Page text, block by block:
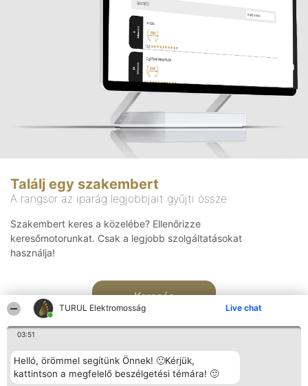
TURUL Elektromosság Live chat
03:51
Helló, örömmel segítünk Önnek! 🙂Kérjük,
kattintson a megfelelő beszélgetési témára! 🙂
Találj egy szakembert
A rangsor az iparág legjobbjait gyűjti össze
Szakembert keres a közelébe? Ellenőrizze
keresőmotorunkat. Csak a legjobb szolgáltatásokat
használja!
Keresés